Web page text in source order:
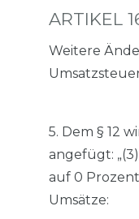
ARTIKEL
Weitere
5. Dem § 12
angefügt:
auf 0
Umsätze: